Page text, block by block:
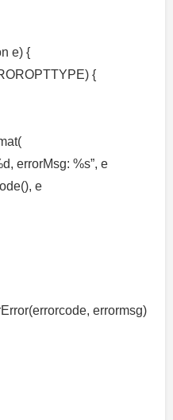
e) {
{
errorMsg: %s”, e
e
errormsg)